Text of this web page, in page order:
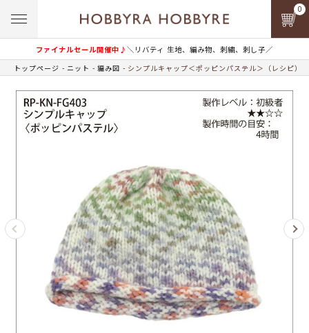
ファイナルセール開催中♪＼リバティ 生地、編み物、刺繍、刺し子／
0
トップページ ニット 編み図 シンプルキャップ＜ポッピンパステル＞（レシピ）